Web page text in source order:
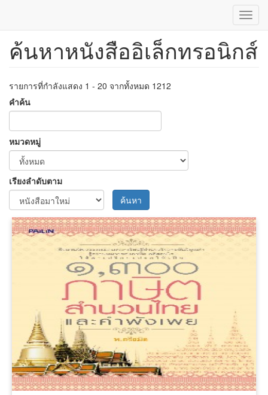
ข้าม
หลัก
ค้นหาหนังสืออิเล็กทรอนิกส์
รายการที่กำลังแสดง 1 - 20 จากทั้งหมด 1212
คำค้น
หมวดหมู่
เรียงลำดับตาม
ค้นหา